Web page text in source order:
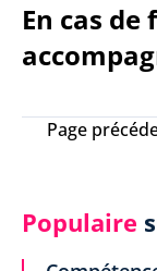
En cas
Page
Populaire